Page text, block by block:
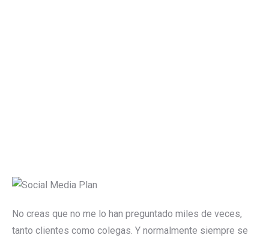
No creas que no me lo han preguntado miles de veces,
tanto clientes como colegas. Y normalmente siempre se